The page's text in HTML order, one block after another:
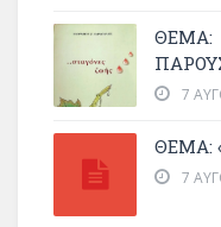
7
ΘΕΜΑ:
7